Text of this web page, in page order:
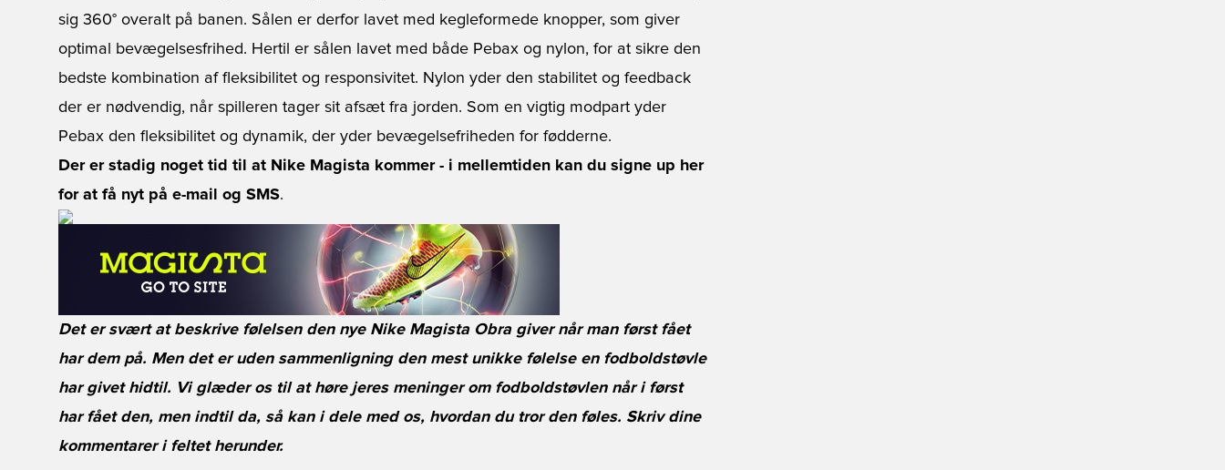
sig 360° overalt på banen. Sålen er derfor lavet med kegleformede knopper, som giver
optimal bevægelsesfrihed. Hertil er sålen lavet med både Pebax og nylon, for at sikre den
bedste kombination af fleksibilitet og responsivitet. Nylon yder den stabilitet og feedback
der er nødvendig, når spilleren tager sit afsæt fra jorden. Som en vigtig modpart yder
Pebax den fleksibilitet og dynamik, der yder bevægelsefriheden for fødderne.
Der er stadig noget tid til at Nike Magista kommer - i mellemtiden kan du signe up her
for at få nyt på e-mail og SMS.
Det er svært at beskrive følelsen den nye Nike Magista Obra giver når man først fået
har dem på. Men det er uden sammenligning den mest unikke følelse en fodboldstøvle
har givet hidtil. Vi glæder os til at høre jeres meninger om fodboldstøvlen når i først
har fået den, men indtil da, så kan i dele med os, hvordan du tror den føles. Skriv dine
kommentarer i feltet herunder.